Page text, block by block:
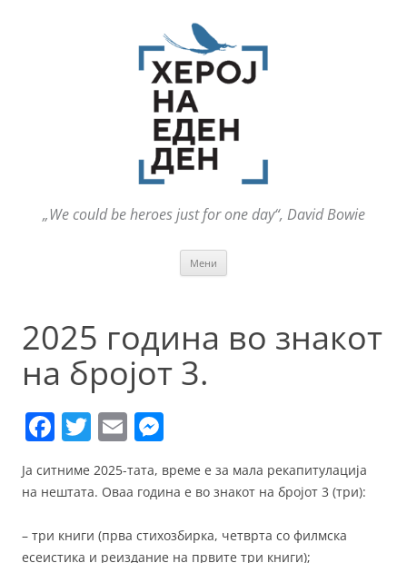
„We could be heroes just for one day“, David Bowie
Мени
2025 година во знакот
на бројот 3.
F
c
b
T
w
itt
E
ai ss
n
Ја ситниме 2025-тата, време е за мала рекапитулација
на нештата. Оваа година е во знакот на бројот 3 (три):
– три книги (прва стихозбирка, четврта со филмска
есеистика и реиздание на првите три книги);